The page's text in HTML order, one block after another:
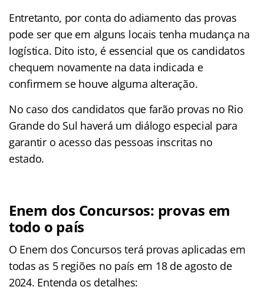
Entretanto, por conta do adiamento das provas
pode ser que em alguns locais tenha mudança na
logística. Dito isto, é essencial que os candidatos
chequem novamente na data indicada e
confirmem se houve alguma alteração.
No caso dos candidatos que farão provas no Rio
Grande do Sul haverá um diálogo especial para
garantir o acesso das pessoas inscritas no
estado.
Enem dos Concursos: provas em
todo o país
O Enem dos Concursos terá provas aplicadas em
todas as 5 regiões no país em 18 de agosto de
2024. Entenda os detalhes: